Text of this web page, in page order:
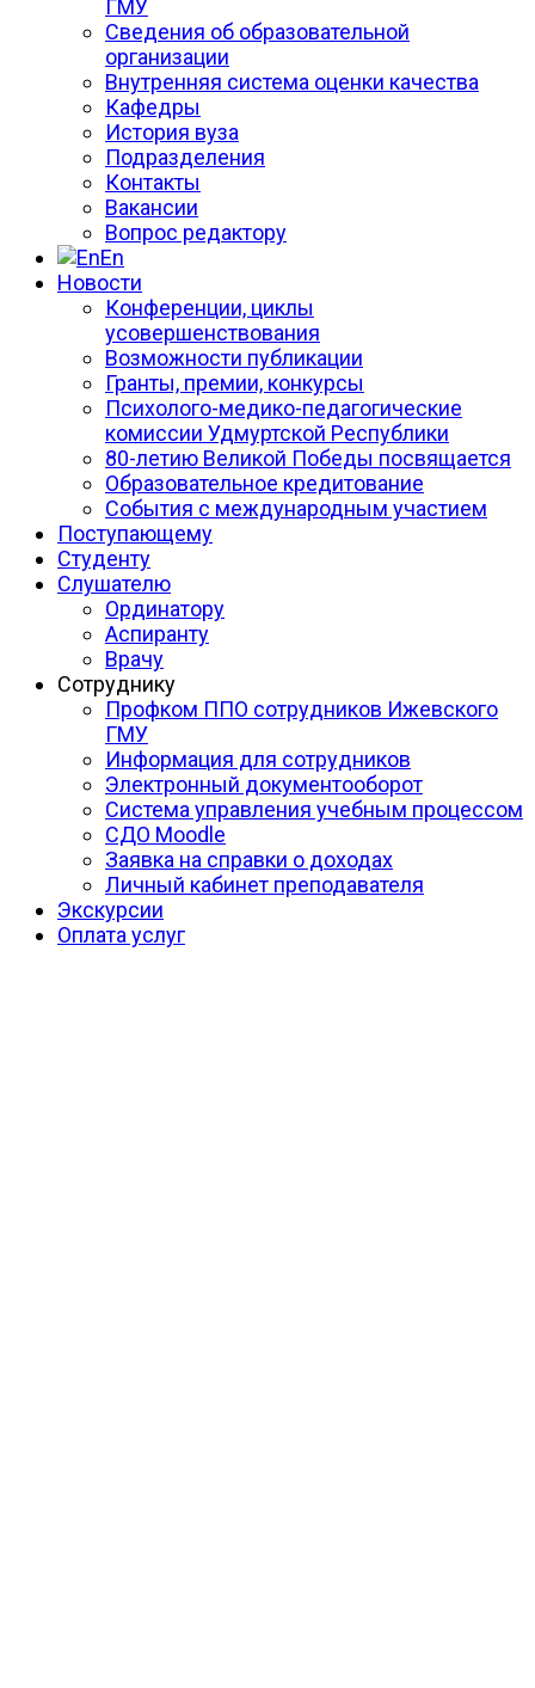
ГМУ
Сведения об образовательной
организации
Внутренняя система оценки качества
Кафедры
История вуза
Подразделения
Контакты
Вакансии
Вопрос редактору
En
Новости
Конференции, циклы
усовершенствования
Возможности публикации
Гранты, премии, конкурсы
Психолого-медико-педагогические
комиссии Удмуртской Республики
80-летию Великой Победы посвящается
Образовательное кредитование
События с международным участием
Поступающему
Студенту
Слушателю
Ординатору
Аспиранту
Врачу
Сотруднику
Профком ППО сотрудников Ижевского
ГМУ
Информация для сотрудников
Электронный документооборот
Система управления учебным процессом
СДО Moodle
Заявка на справки о доходах
Личный кабинет преподавателя
Экскурсии
Оплата услуг